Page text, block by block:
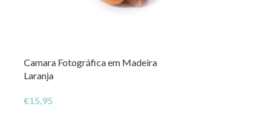
Camara Fotográfica em Madeira
Laranja
€15,95